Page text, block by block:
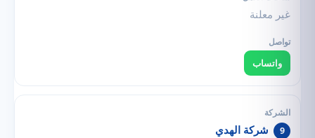
غير معلنة
واتساب
9 شركة الهدي